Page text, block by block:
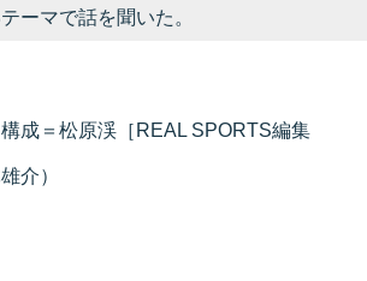
ーマで話を聞いた。
構成＝松原渓［REAL SPORTS編集
介）